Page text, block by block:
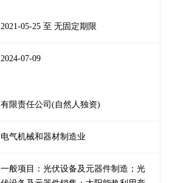
2021-05-25 至 无固定期限
2024-07-09
有限责任公司(自然人独资)
电气机械和器材制造业
一般项目：光伏设备及元器件制造；光